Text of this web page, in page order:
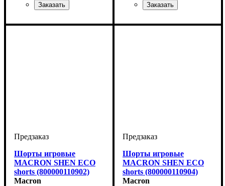
Шорты игровые
MACRON SHEN ECO
shorts (800000110902)
Macron
Шорты игровые
MACRON SHEN ECO
shorts (800000110904)
Macron